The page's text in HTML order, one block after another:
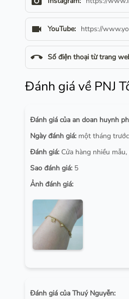
videocam YouTube: https://
call_end Số điện thoại từ trang
Đánh giá về PNJ
Đánh giá của an doan huynh
Ngày đánh giá: một tháng trước
Đánh giá: Cửa hàng nhiều
Sao đánh giá: 5
Ảnh đánh giá:
Đánh giá của Thuý Nguyễn: